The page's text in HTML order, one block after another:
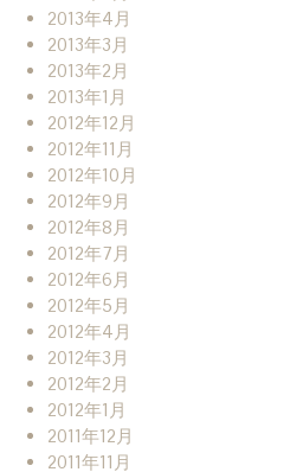
2013年4月
2013年3月
2013年2月
2013年1月
2012年12月
2012年11月
2012年10月
2012年9月
2012年8月
2012年7月
2012年6月
2012年5月
2012年4月
2012年3月
2012年2月
2012年1月
2011年12月
2011年11月